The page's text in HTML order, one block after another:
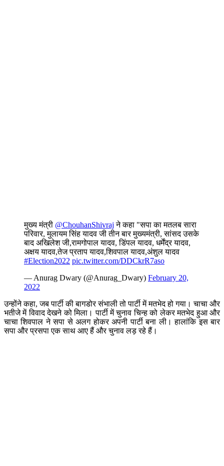
मुख्य मंत्री @ChouhanShivraj ने कहा "सपा का मतलब सारा
परिवार, मुलायम सिंह यादव जी तीन बार मुख्यमंत्री, सांसद उसके
बाद अखिलेश जी,रामगोपाल यादव, डिंपल यादव, धर्मेंद्र यादव,
अक्षय यादव,तेज प्रताप यादव,शिवपाल यादव,अंशुल यादव
#Election2022 pic.twitter.com/DDCkrR7aso
— Anurag Dwary (@Anurag_Dwary) February 20,
2022
उन्होंने कहा, जब पार्टी की बागडोर संभाली तो पार्टी में मतभेद हो गया। चाचा और
भतीजे में विवाद देखने को मिला। पार्टी में चुनाव चिन्ह को लेकर मतभेद हुआ और
चाचा शिवपाल ने सपा से अलग होकर अपनी पार्टी बना ली। हालांकि इस बार
सपा और प्रसपा एक साथ आए हैं और चुनाव लड़ रहे हैं।